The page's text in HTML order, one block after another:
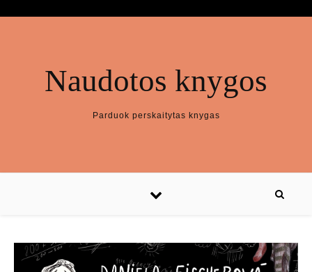
Naudotos knygos
Parduok perskaitytas knygas